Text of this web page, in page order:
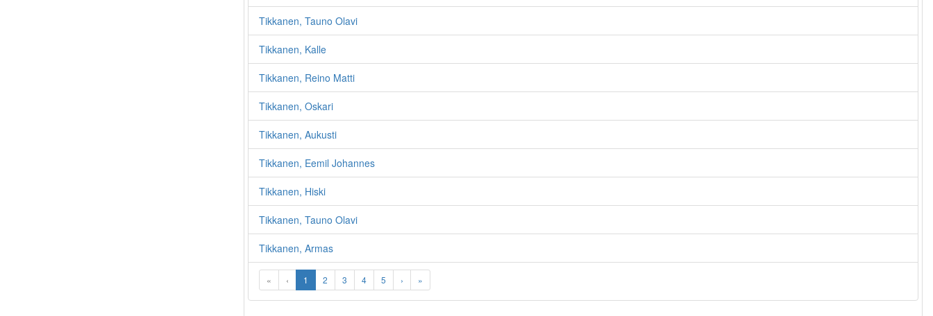
Tikkanen, Tauno Olavi
Tikkanen, Kalle
Tikkanen, Reino Matti
Tikkanen, Oskari
Tikkanen, Aukusti
Tikkanen, Eemil Johannes
Tikkanen, Hiski
Tikkanen, Tauno Olavi
Tikkanen, Armas
« ‹ 1 2 3 4 5 › »